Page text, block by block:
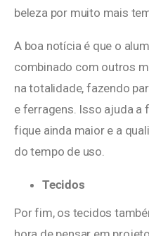
beleza por muito mais
A boa notícia é que o
combinado com outros
na totalidade, fazendo
e ferragens. Isso ajuda a
fique ainda maior e a
do tempo de uso.
Tecidos
Por fim, os tecidos